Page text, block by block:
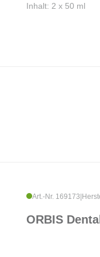
Inhalt: 2 x 50 ml
Art.-Nr. 169173
ORBIS Dental